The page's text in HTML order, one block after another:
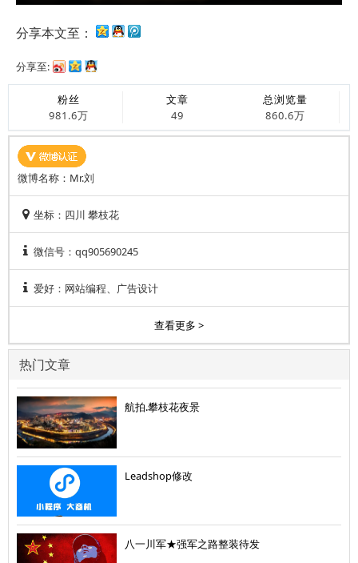
分享本文至：
分享至:
粉丝
981.6万
文章
49
总浏览量
860.6万
微博名称：Mr.刘
坐标：四川 攀枝花
微信号：qq905690245
爱好：网站编程、广告设计
查看更多 >
热门文章
航拍.攀枝花夜景
Leadshop修改
八一川军★强军之路整装待发